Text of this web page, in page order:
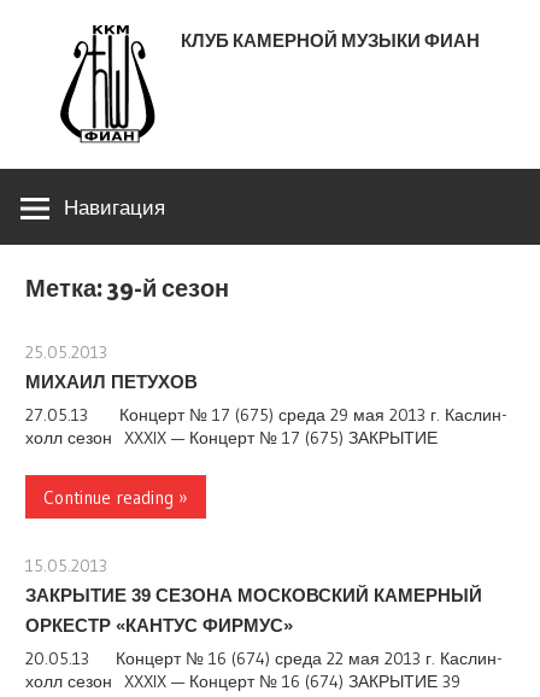
содержимому
КЛУБ КАМЕРНОЙ МУЗЫКИ ФИАН
ЛЕНИНСКИЙ ПРОСПЕКТ 53
Навигация
Метка:39-й сезон
25.05.2013
МИХАИЛ ПЕТУХОВ
27.05.13 Концерт № 17 (675) среда 29 мая 2013 г. Каслин-
холл сезон XXXIX — Концерт № 17 (675) ЗАКРЫТИЕ
Continue reading »
15.05.2013
ЗАКРЫТИЕ 39 СЕЗОНА МОСКОВСКИЙ КАМЕРНЫЙ
ОРКЕСТР «КАНТУС ФИРМУС»
20.05.13 Концерт № 16 (674) среда 22 мая 2013 г. Каслин-
холл сезон XXXIX — Концерт № 16 (674) ЗАКРЫТИЕ 39